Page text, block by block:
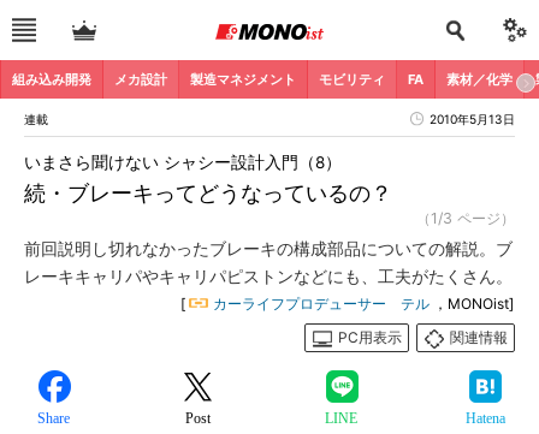
組み込み開発 メカ設計 製造マネジメント モビリティ FA 素材／化学
連載 2010年5月13日
続・ブレーキってどうなっているの？
いまさら聞けない シャシー設計入門（8）
（1/3 ページ）
前回説明し切れなかったブレーキの構成部品についての解説。ブ
レーキキャリパやキャリパピストンなどにも、工夫がたくさん。
[ カーライフプロデューサー テル ，MONOist]
PC用表示
関連情報
Share Post LINE Hatena